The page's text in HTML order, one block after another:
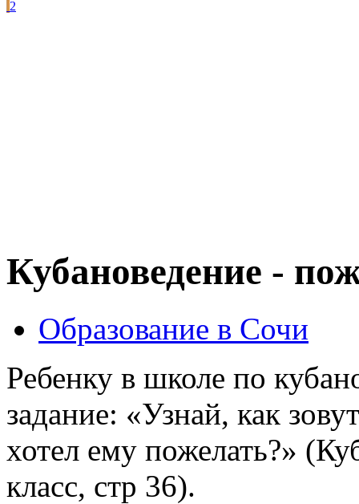
2
Кубановедение -
Образование в Сочи
Ребенку в школе по
задание: «Узнай, как
хотел ему пожелать?»
класс, стр 36).